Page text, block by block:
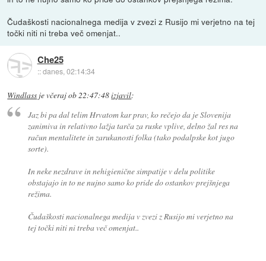
Čudaškosti nacionalnega medija v zvezi z Rusijo mi verjetno na tej
točki niti ni treba več omenjat..
Che25
::danes, 02:14:34
Windlass jevčeraj ob 22:47:48izjavil:
Jaz bi pa dal telim Hrvatom kar prav, ko rečejo da je Slovenija
zanimiva in relativno lažja tarča za ruske vplive, delno žal res na
račun mentalitete in zarukanosti folka (tako podalpske kot jugo
sorte).
In neke nezdrave in nehigienične simpatije v delu politike
obstajajo in to ne nujno samo ko pride do ostankov prejšnjega
režima.
Čudaškosti nacionalnega medija v zvezi z Rusijo mi verjetno na
tej točki niti ni treba več omenjat..